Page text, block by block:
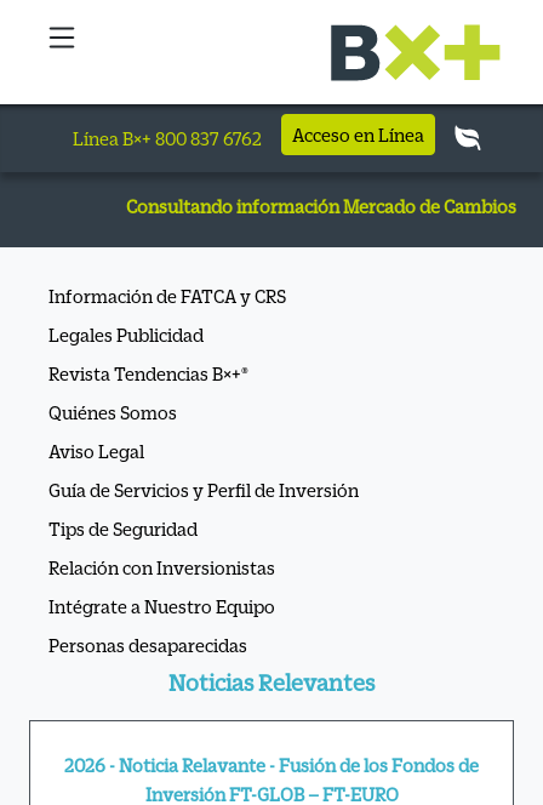
Línea B×+ 800 837 6762 Acceso en Línea
Consultando información Mercado de Cambios
Información de FATCA y CRS
Legales Publicidad
Revista Tendencias B×+®
Quiénes Somos
Aviso Legal
Guía de Servicios y Perfil de Inversión
Tips de Seguridad
Relación con Inversionistas
Intégrate a Nuestro Equipo
Personas desaparecidas
Noticias Relevantes
2026 - Noticia Relavante - Fusión de los Fondos de
Inversión FT-GLOB – FT-EURO